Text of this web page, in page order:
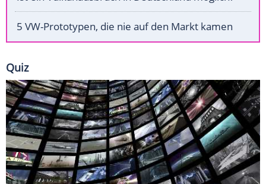
5 VW-Prototypen, die nie auf den Markt kamen
Quiz